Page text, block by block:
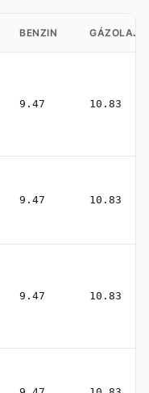
BENZIN GÁZOLAJ
9.47 10.83
9.47 10.83
9.47 10.83